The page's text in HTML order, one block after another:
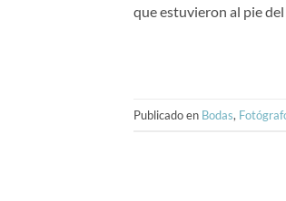
que estuvieron al pie
Publicado en Bodas,